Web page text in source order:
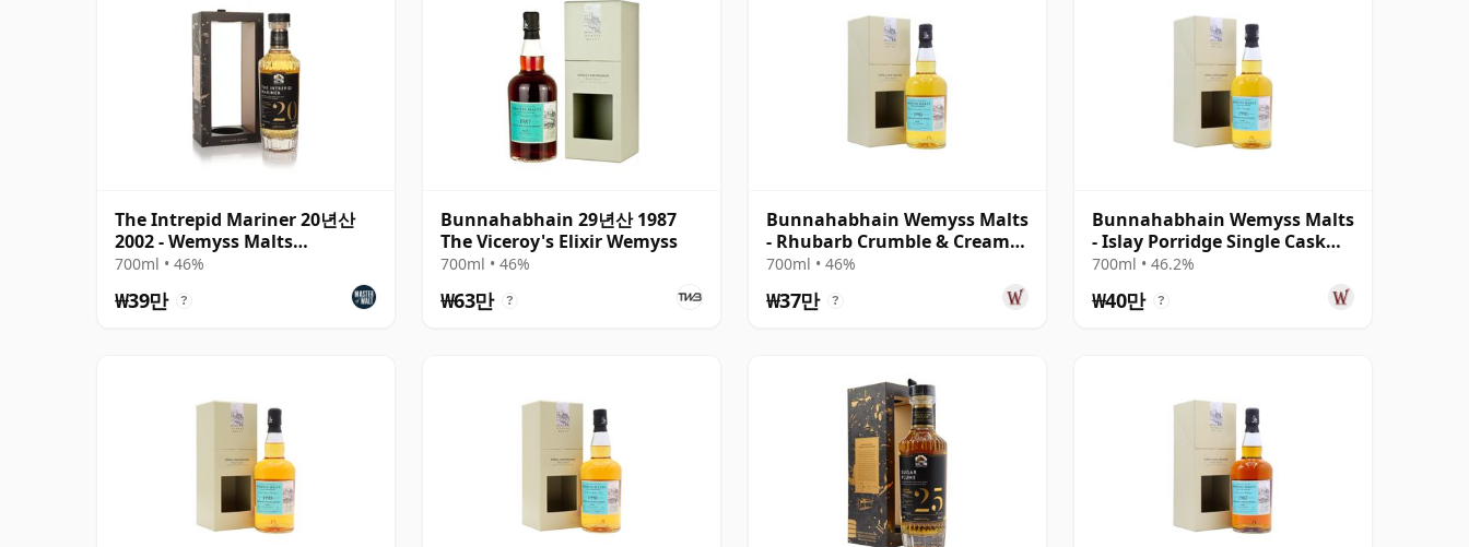
The Intrepid Mariner 20년산
2002 - Wemyss Malts
(Bunnahabhain)
700ml • 46%
₩39만 ?
Bunnahabhain 29년산 1987
The Viceroy's Elixir Wemyss
700ml • 46%
₩63만 ?
Bunnahabhain Wemyss Malts
- Rhubarb Crumble & Cream
Single Cask 1990 28년산
700ml • 46%
₩37만 ?
Bunnahabhain Wemyss Malts
- Islay Porridge Single Cask
1990 28년산
700ml • 46.2%
₩40만 ?